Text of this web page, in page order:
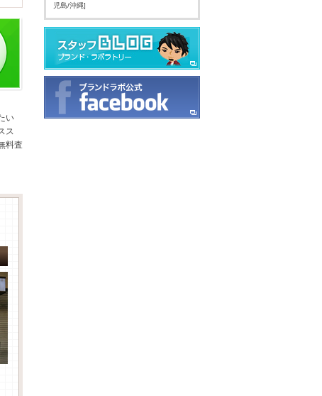
い
ス
料査
児島/沖縄]